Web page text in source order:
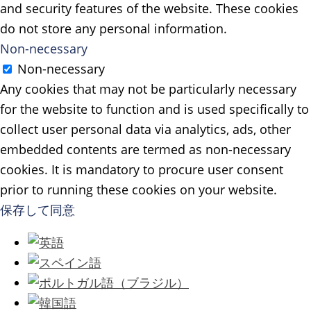
and security features of the website. These cookies
do not store any personal information.
Non-necessary
Non-necessary
Any cookies that may not be particularly necessary
for the website to function and is used specifically to
collect user personal data via analytics, ads, other
embedded contents are termed as non-necessary
cookies. It is mandatory to procure user consent
prior to running these cookies on your website.
保存して同意